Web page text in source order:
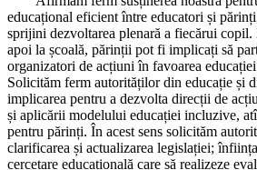
educațional eficient între educatori și
sprijini dezvoltarea plenară a fiecărui copil.
apoi la școală, părinții pot fi implicați să
organizatori de acțiuni în favoarea
Solicităm ferm autorităților din educație și
implicarea pentru a dezvolta direcții de
și aplicării modelului educației incluzive,
pentru părinți. În acest sens solicităm
clarificarea și actualizarea legislației;
cercetare educațională care să realizeze